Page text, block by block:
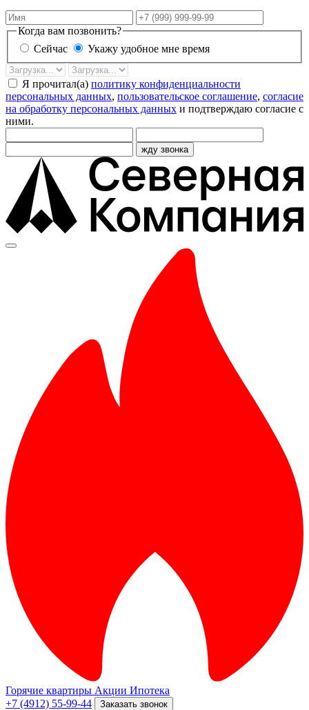
Имя
Телефон
Когда вам позвонить?
Сейчас
Укажу удобное мне время
Дата
звонка
Время
Я прочитал(а) политику конфиденциальности
персональных данных, пользовательское соглашение, согласие
на обработку персональных данных и подтверждаю согласие с
ними.
жду звонка
Горячие квартиры Акции Ипотека
+7 (4912) 55-99-44
Заказать звонок